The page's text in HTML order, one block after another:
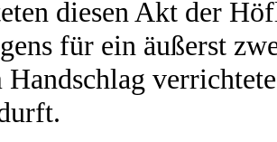
diesen Akt der
für ein äußerst
Handschlag